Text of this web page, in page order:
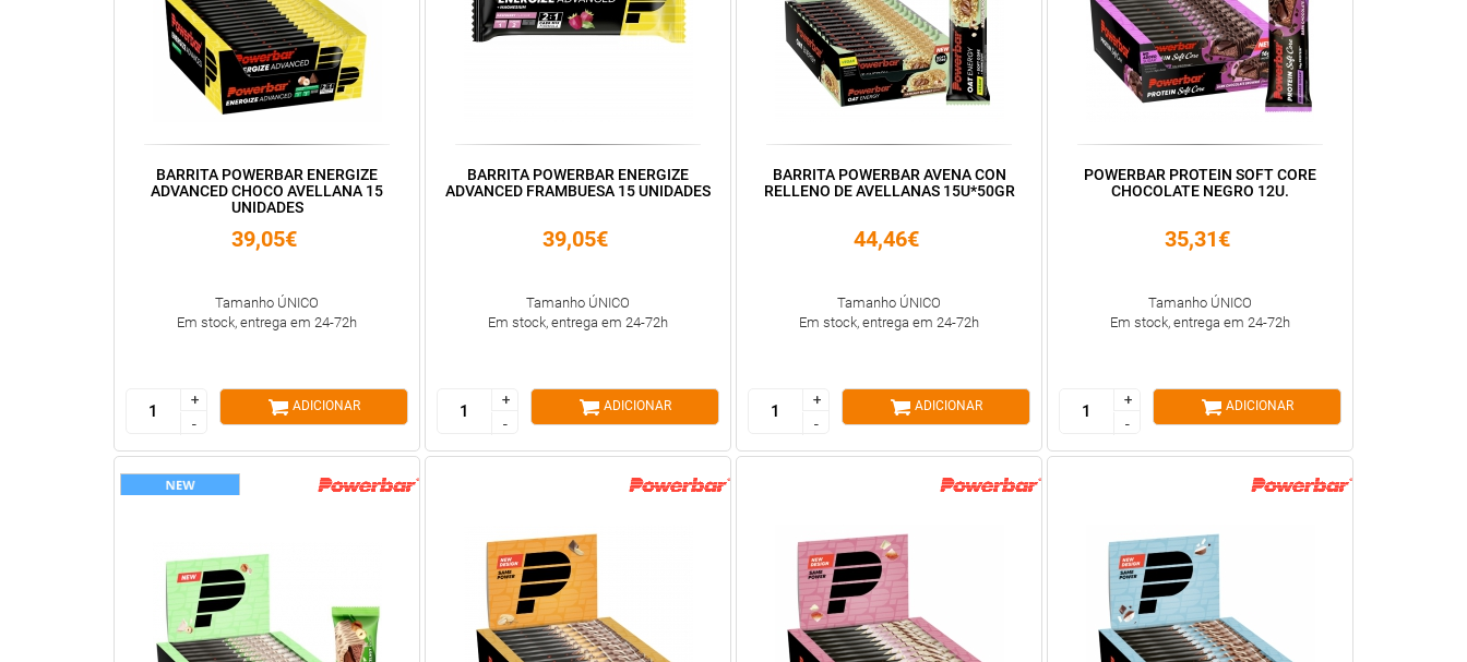
BARRITA POWERBAR ENERGIZE
ADVANCED CHOCO AVELLANA 15
UNIDADES
39,05€
Tamanho ÚNICO
Em stock, entrega em 24-72h
+
-
+
-
ADICIONAR
BARRITA POWERBAR ENERGIZE
ADVANCED FRAMBUESA 15 UNIDADES
39,05€
Tamanho ÚNICO
Em stock, entrega em 24-72h
+
-
+
-
ADICIONAR
BARRITA POWERBAR AVENA CON
RELLENO DE AVELLANAS 15U*50GR
44,46€
Tamanho ÚNICO
Em stock, entrega em 24-72h
+
-
+
-
ADICIONAR
POWERBAR PROTEIN SOFT CORE
CHOCOLATE NEGRO 12U.
35,31€
Tamanho ÚNICO
Em stock, entrega em 24-72h
+
-
+
-
ADICIONAR